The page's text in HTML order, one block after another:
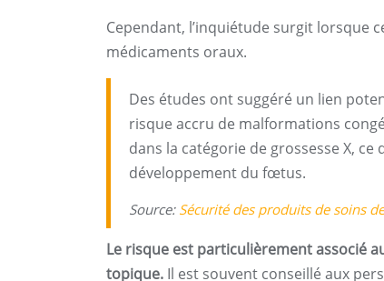
Cependant, l’inquiétude surgit lorsque
médicaments oraux.
Des études ont suggéré un lien
risque accru de malformations
dans la catégorie de grossesse X,
développement du fœtus.
Source: Sécurité des produits de soins
Le risque est particulièrement associé
topique. Il est souvent conseillé aux